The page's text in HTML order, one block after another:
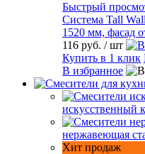
Быстрый
Система Tall
1520 мм, фасад
116 руб. / шт
Купить в 1 клик
В избранное
искусственный
нержавеющая
Хит продаж